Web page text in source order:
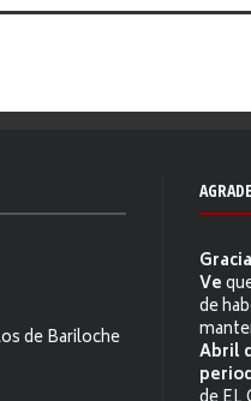
de Bariloche
Ve
de
Abril